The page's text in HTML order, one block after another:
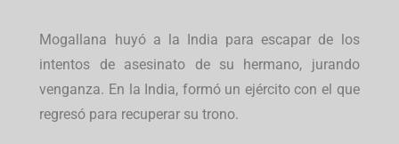
Mogallana huyó a la India para escapar de los
intentos de asesinato de su hermano, jurando
venganza. En la India, formó un ejército con el que
regresó para recuperar su trono.